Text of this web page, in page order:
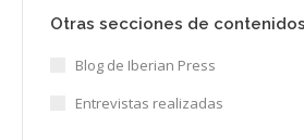
Otras secciones de contenidos
Blog de Iberian Press
Entrevistas realizadas